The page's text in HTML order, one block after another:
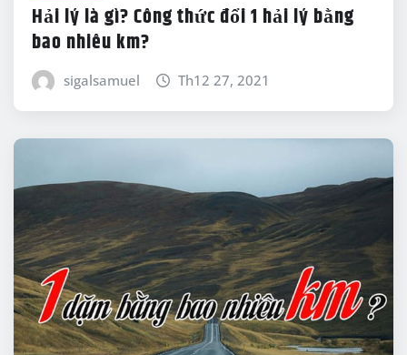
Hải lý là gì? Công thức đổi 1 hải lý bằng
bao nhiêu km?
sigalsamuel Th12 27, 2021